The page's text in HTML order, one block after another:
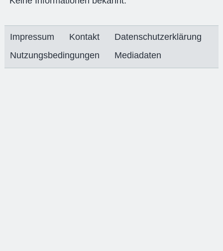
Impressum Kontakt
Datenschutzerklärung
Nutzungsbedingungen
Mediadaten